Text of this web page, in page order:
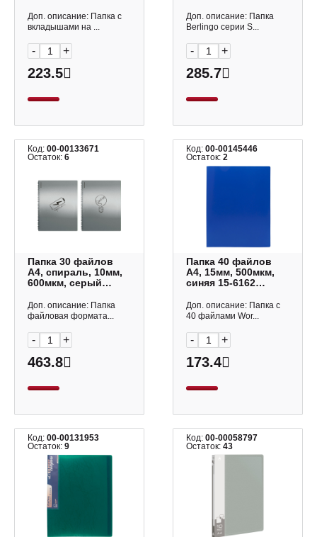
EC211600128 Expert
Complete
Доп. описание: Папка с
вкладышами на ...
- +
223.5
Pro" DB4_20935
Berlingo
Доп. описание: Папка
Berlingo серии S...
- +
285.7
Код: 00-00133671
Остаток: 6
Папка 30 файлов
А4, спираль, 10мм,
600мкм, серый
металл Идеи" 59790
Erich Krause
Доп. описание: Папка
файловая формата...
- +
463.8
Код:00-00145446
Остаток:2
Папка 40 файлов
А4, 15мм, 500мкм,
синяя 15-6162
Доп. описание: Папка с
40 файлами Wor...
- +
173.4
Код: 00-00131953
Остаток: 9
Код:00-00058797
Остаток:43